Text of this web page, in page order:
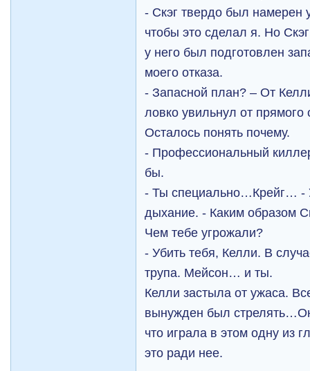
- Скэг твердо был намерен
чтобы это сделал я. Но
у него был подготовлен
моего отказа.
- Запасной план? – От
ловко увильнул от прямого
Осталось понять почему.
- Профессиональный
бы.
- Ты специально…Крейг… -
дыхание. - Каким образом
Чем тебе угрожали?
- Убить тебя, Келли. В
трупа. Мейсон… и ты.
Келли застыла от ужаса.
вынужден был
что играла в этом одну из
это ради нее.